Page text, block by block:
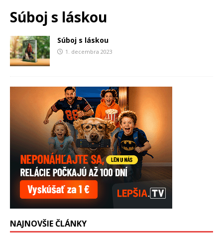
Súboj s láskou
Súboj s láskou
1. decembra 2023
NAJNOVŠIE ČLÁNKY